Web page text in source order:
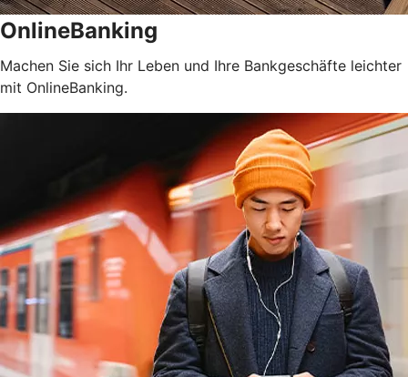
OnlineBanking
Machen Sie sich Ihr Leben und Ihre Bankgeschäfte leichter
mit OnlineBanking.